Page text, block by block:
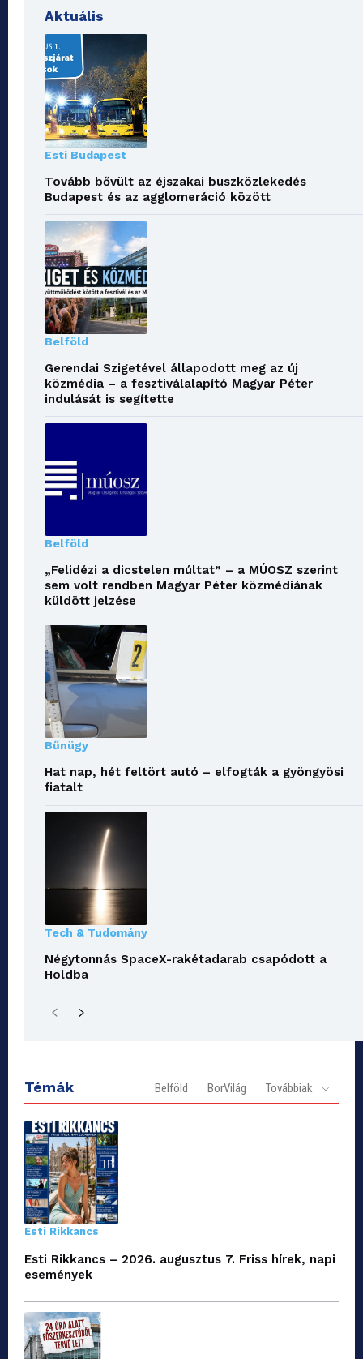
Aktuális
Esti Budapest
Tovább bővült az éjszakai buszközlekedés
Budapest és az agglomeráció között
Belföld
Gerendai Szigetével állapodott meg az új
közmédia – a fesztiválalapító Magyar Péter
indulását is segítette
Belföld
„Felidézi a dicstelen múltat” – a MÚOSZ szerint
sem volt rendben Magyar Péter közmédiának
küldött jelzése
Bűnügy
Hat nap, hét feltört autó – elfogták a gyöngyösi
fiatalt
Tech & Tudomány
Négytonnás SpaceX-rakétadarab csapódott a
Holdba
Témák Belföld BorVilág Továbbiak
Esti Rikkancs
Esti Rikkancs – 2026. augusztus 7. Friss hírek, napi
események